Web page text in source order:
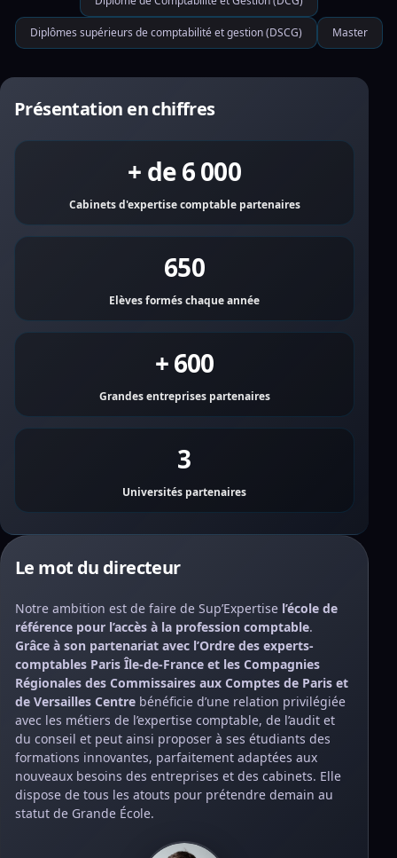
Diplômes supérieurs de comptabilité et gestion (DSCG) Master
Présentation en chiffres
+ de 6 000
Cabinets d'expertise comptable partenaires
650
Elèves formés chaque année
+ 600
Grandes entreprises partenaires
3
Universités partenaires
Le mot du directeur
Notre ambition est de faire de Sup’Expertise l’école de
référence pour l’accès à la profession comptable.
Grâce à son partenariat avec l’Ordre des experts-
comptables Paris Île-de-France et les Compagnies
Régionales des Commissaires aux Comptes de Paris et
de Versailles Centre bénéficie d’une relation privilégiée
avec les métiers de l’expertise comptable, de l’audit et
du conseil et peut ainsi proposer à ses étudiants des
formations innovantes, parfaitement adaptées aux
nouveaux besoins des entreprises et des cabinets. Elle
dispose de tous les atouts pour prétendre demain au
statut de Grande École.